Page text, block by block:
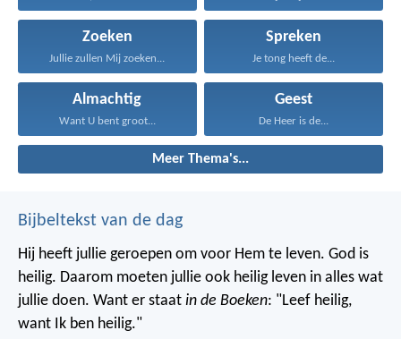
Zoeken
Jullie zullen Mij zoeken...
Spreken
Je tong heeft de...
Almachtig
Want U bent groot...
Geest
De Heer is de...
Meer Thema's...
Bijbeltekst van de dag
Hij heeft jullie geroepen om voor Hem te leven. God is
heilig. Daarom moeten jullie ook heilig leven in alles wat
jullie doen. Want er staat in de Boeken: "Leef heilig,
want Ik ben heilig."